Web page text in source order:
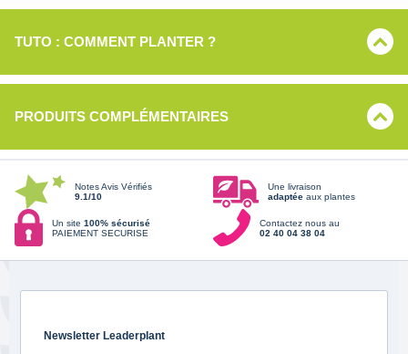
TUTO : COMMENT PLANTER ?
PRODUITS COMPLÉMENTAIRES
Notes Avis Vérifiés
9.1/10
Une livraison
adaptée aux plantes
Un site 100% sécurisé
PAIEMENT SECURISE
Contactez nous au
02 40 04 38 04
Newsletter Leaderplant